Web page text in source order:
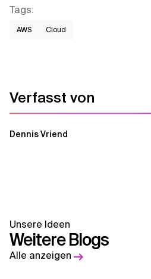
Tags:
AWS​ Cloud
Verfasst von
Dennis Vriend
Unsere Ideen
Weitere Blogs
Alle anzeigen